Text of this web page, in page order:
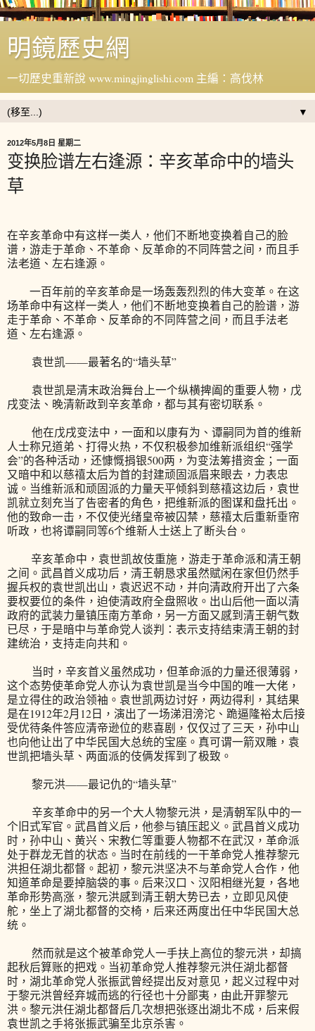
明鏡歷史網
一切歷史重新說 www.mingjinglishi.com 主編：高伐林
▼
2012年5月8日 星期二
变换脸谱左右逢源：辛亥革命中的墙头
草
在辛亥革命中有这样一类人，他们不断地变换着自己的脸
谱，游走于革命、不革命、反革命的不同阵营之间，而且手
法老道、左右逢源。
一百年前的辛亥革命是一场轰轰烈烈的伟大变革。在这
场革命中有这样一类人，他们不断地变换着自己的脸谱，游
走于革命、不革命、反革命的不同阵营之间，而且手法老
道、左右逢源。
袁世凯——最著名的“墙头草”
袁世凯是清末政治舞台上一个纵横捭阖的重要人物，戊
戌变法、晚清新政到辛亥革命，都与其有密切联系。
他在戊戌变法中，一面和以康有为、谭嗣同为首的维新
人士称兄道弟、打得火热，不仅积极参加维新派组织“强学
会”的各种活动，还慷慨捐银500两，为变法筹措资金；一面
又暗中和以慈禧太后为首的封建顽固派眉来眼去，力表忠
诚。当维新派和顽固派的力量天平倾斜到慈禧这边后，袁世
凯就立刻充当了告密者的角色，把维新派的图谋和盘托出。
他的致命一击，不仅使光绪皇帝被囚禁，慈禧太后重新垂帘
听政，也将谭嗣同等6个维新人士送上了断头台。
辛亥革命中，袁世凯故伎重施，游走于革命派和清王朝
之间。武昌首义成功后，清王朝恳求虽然赋闲在家但仍然手
握兵权的袁世凯出山，袁迟迟不动，并向清政府开出了六条
要权要位的条件，迫使清政府全盘照收。出山后他一面以清
政府的武装力量镇压南方革命，另一方面又感到清王朝气数
已尽，于是暗中与革命党人谈判：表示支持结束清王朝的封
建统治，支持走向共和。
当时，辛亥首义虽然成功，但革命派的力量还很薄弱，
这个态势使革命党人亦认为袁世凯是当今中国的唯一大佬，
是立得住的政治领袖。袁世凯两边讨好，两边得利，其结果
是在1912年2月12日，演出了一场涕泪滂沱、跪逼隆裕太后接
受优待条件答应清帝逊位的悲喜剧，仅仅过了三天，孙中山
也向他让出了中华民国大总统的宝座。真可谓一箭双雕，袁
世凯把墙头草、两面派的伎俩发挥到了极致。
黎元洪——最记仇的“墙头草”
辛亥革命中的另一个大人物黎元洪，是清朝军队中的一
个旧式军官。武昌首义后，他参与镇压起义。武昌首义成功
时，孙中山、黄兴、宋教仁等重要人物都不在武汉，革命派
处于群龙无首的状态。当时在前线的一干革命党人推荐黎元
洪担任湖北都督。起初，黎元洪坚决不与革命党人合作，他
知道革命是要掉脑袋的事。后来汉口、汉阳相继光复，各地
革命形势高涨，黎元洪感到清王朝大势已去，立即见风使
舵，坐上了湖北都督的交椅，后来还两度出任中华民国大总
统。
然而就是这个被革命党人一手扶上高位的黎元洪，却搞
起秋后算账的把戏。当初革命党人推荐黎元洪任湖北都督
时，湖北革命党人张振武曾经提出反对意见，起义过程中对
于黎元洪曾经弃城而逃的行径也十分鄙夷，由此开罪黎元
洪。黎元洪任湖北都督后几次想把张逐出湖北不成，后来假
袁世凯之手将张振武骗至北京杀害。